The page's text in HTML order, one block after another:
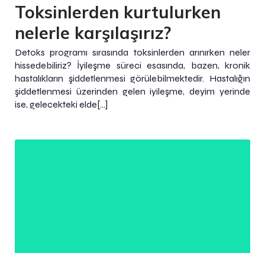
Toksinlerden kurtulurken
nelerle karşılaşırız?
Detoks programı sırasında toksinlerden arınırken neler
hissedebiliriz? İyileşme süreci esasında, bazen, kronik
hastalıkların şiddetlenmesi görülebilmektedir. Hastalığın
şiddetlenmesi üzerinden gelen iyileşme, deyim yerinde
ise, gelecekteki elde[…]